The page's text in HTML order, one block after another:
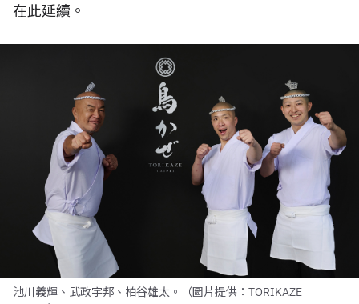
在此延續。
池川義輝、武政宇邦、柏谷雄太。（圖片提供：TORIKAZE